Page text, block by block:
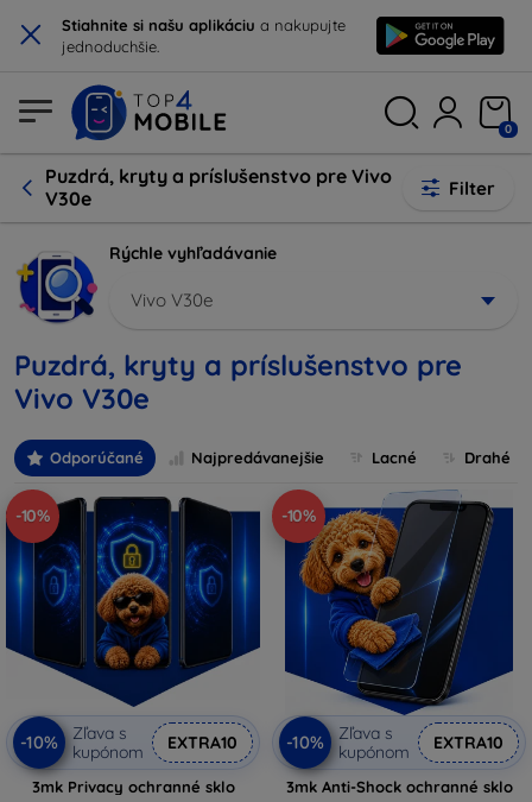
× Stiahnite si našu aplikáciu a nakupujte
jednoduchšie.
0
Puzdrá, kryty a príslušenstvo pre Vivo
V30e
Filter
Rýchle vyhľadávanie
Vivo V30e
Puzdrá, kryty a príslušenstvo pre
Vivo V30e
Odporúčané Najpredávanejšie Lacné Drahé
-10%
-10%
Zľava s
kupónom
EXTRA10
3mk Privacy ochranné sklo
-10%
-10%
Zľava s
kupónom
EXTRA10
3mk Anti-Shock ochranné sklo